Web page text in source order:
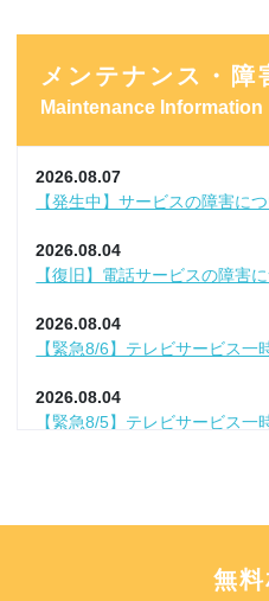
【弊社サービスに影響なし】
「スーパー！ドラマＴＶ ＃海
2026.05.29
2026.05.29
2026.05.18
2026.05.14
【重要】弊社によるご訪問や
メンテナンス・障
Maintenance Information
2026.08.07
【発生中】サービスの障害に
2026.08.04
【復旧】電話サービスの障害
2026.08.04
【緊急8/6】テレビサービス一
2026.08.04
【緊急8/5】テレビサービス一
【復旧】テレビサービスの障害
無